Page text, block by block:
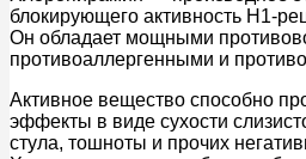
блокирующего активность Н1-
Он обладает мощными
противоаллергенными и
Активное вещество способно
эффекты в виде сухости
стула, тошноты и прочих